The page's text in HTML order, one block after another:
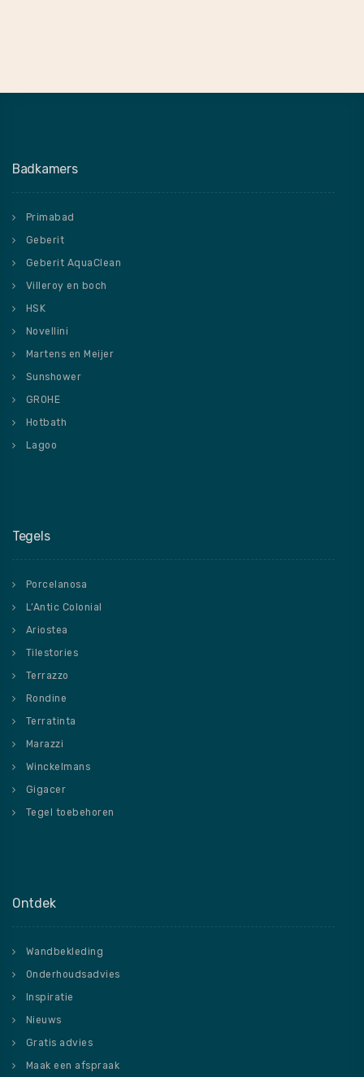
Badkamers
Primabad
Geberit
Geberit AquaClean
Villeroy en boch
HSK
Novellini
Martens en Meijer
Sunshower
GROHE
Hotbath
Lagoo
Tegels
Porcelanosa
L’Antic Colonial
Ariostea
Tilestories
Terrazzo
Rondine
Terratinta
Marazzi
Winckelmans
Gigacer
Tegel toebehoren
Ontdek
Wandbekleding
Onderhoudsadvies
Inspiratie
Nieuws
Gratis advies
Maak een afspraak